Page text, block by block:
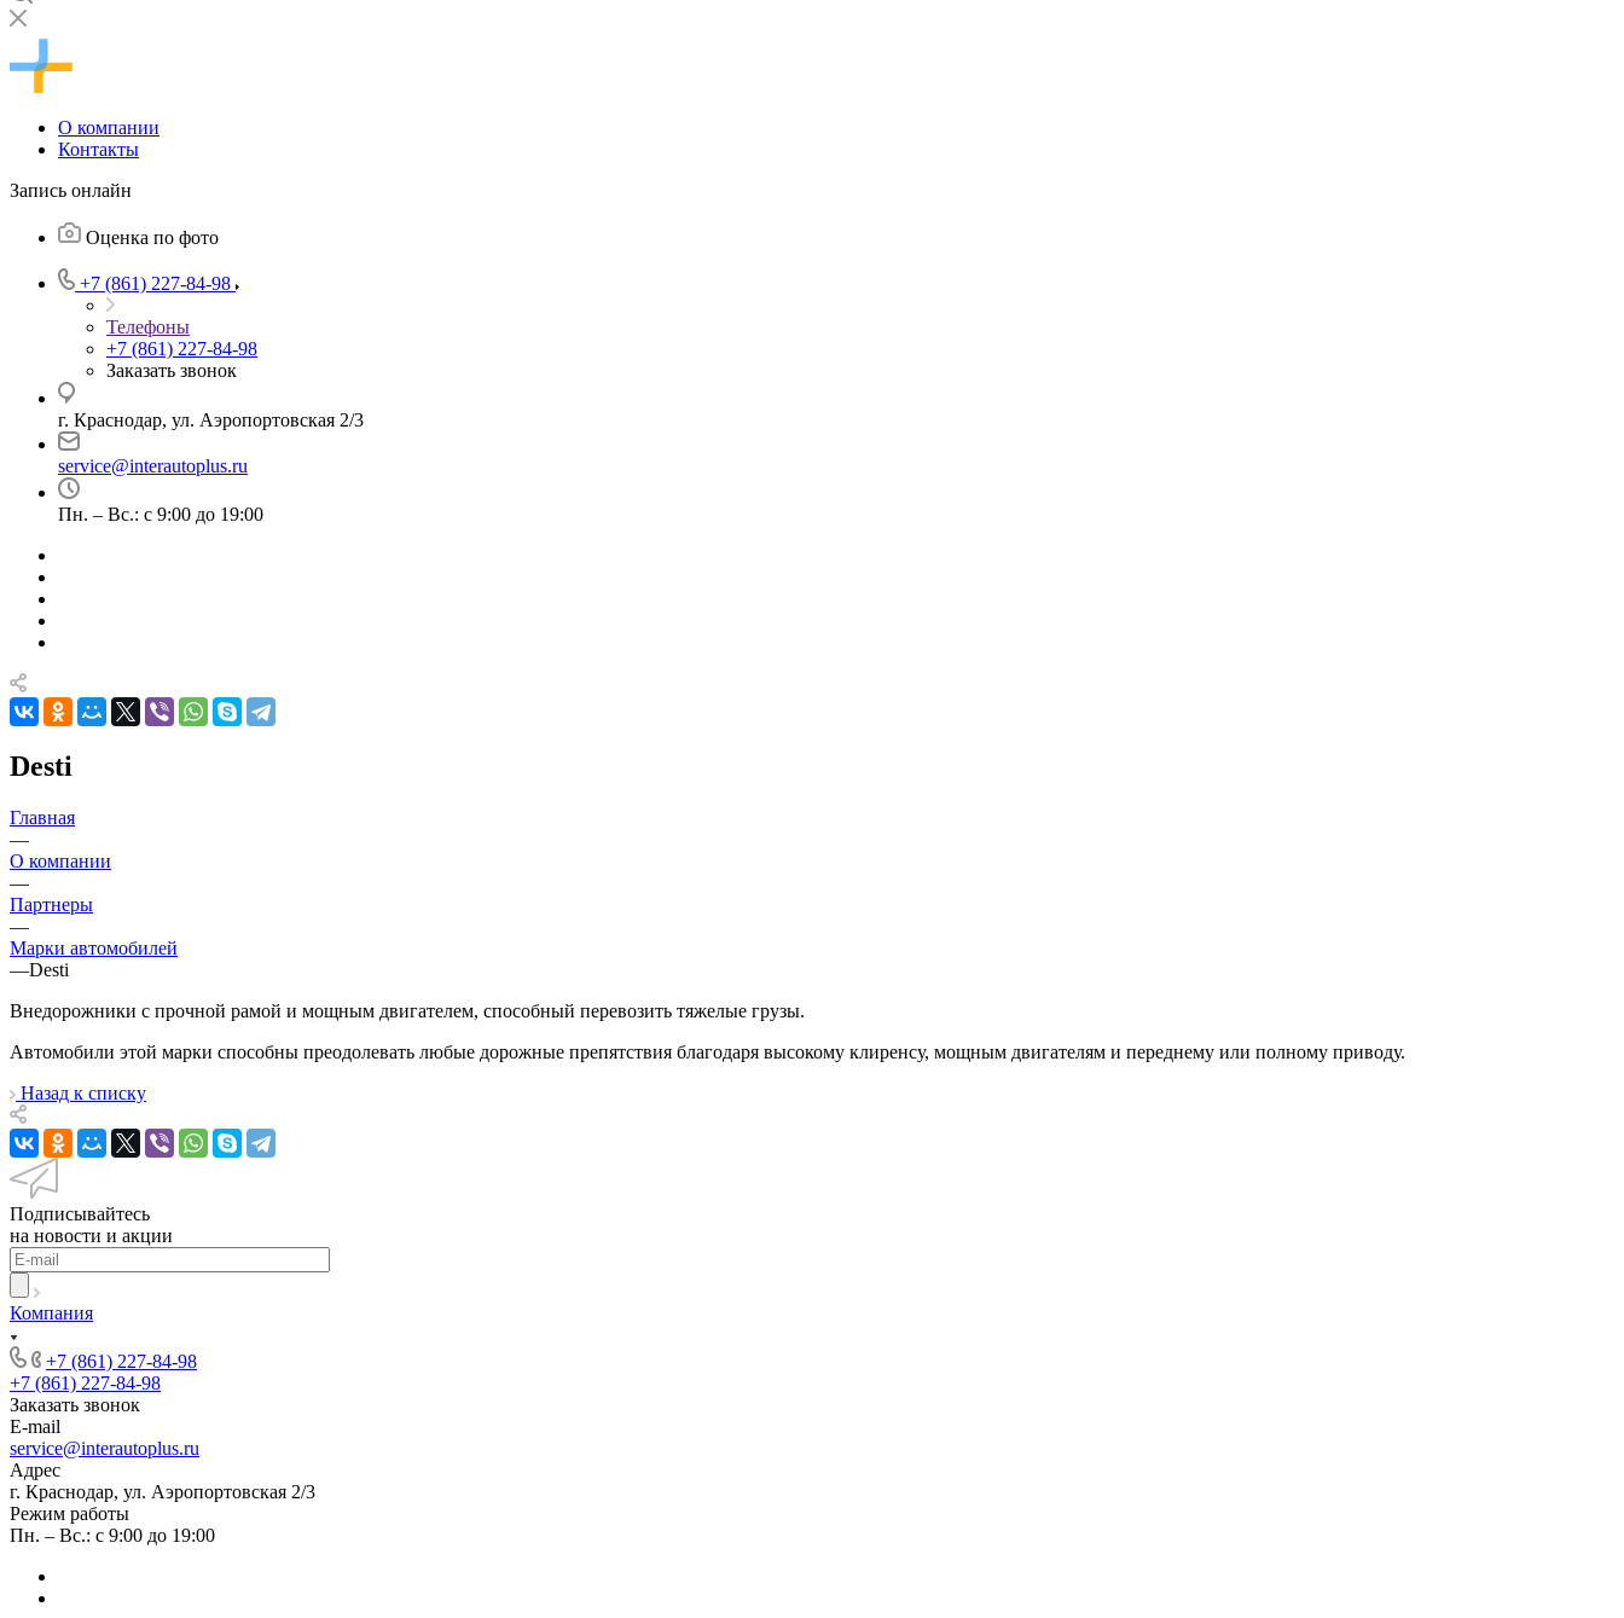
О компании
Контакты
Запись онлайн
Оценка по фото
+7 (861) 227-84-98
Телефоны
+7 (861) 227-84-98
Заказать звонок
г. Краснодар, ул. Аэропортовская 2/3
service@interautoplus.ru
Пн. – Вс.: с 9:00 до 19:00
Desti
Главная
—
О компании
—
Партнеры
—
Марки автомобилей
—Desti
Внедорожники с прочной рамой и мощным двигателем, способный перевозить тяжелые грузы.
Автомобили этой марки способны преодолевать любые дорожные препятствия благодаря высокому клиренсу, мощным двигателям и переднему или полному приводу.
Назад к списку
Подписывайтесь
на новости и акции
Компания
+7 (861) 227-84-98
+7 (861) 227-84-98
Заказать звонок
E-mail
service@interautoplus.ru
Адрес
г. Краснодар, ул. Аэропортовская 2/3
Режим работы
Пн. – Вс.: с 9:00 до 19:00